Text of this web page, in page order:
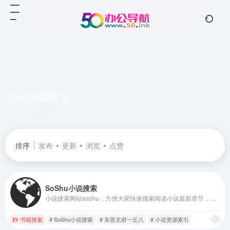
排序 发布 更新 浏览 点赞
SoShu小说搜索
书籍搜索 # SoShu小说搜索 # 东晋北府一丘八 # 小说资源索引